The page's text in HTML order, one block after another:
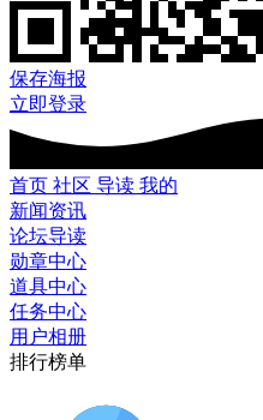
保存海报
立即登录
首页 社区 导读 我的
新闻资讯
论坛导读
勋章中心
道具中心
任务中心
用户相册
排行榜单